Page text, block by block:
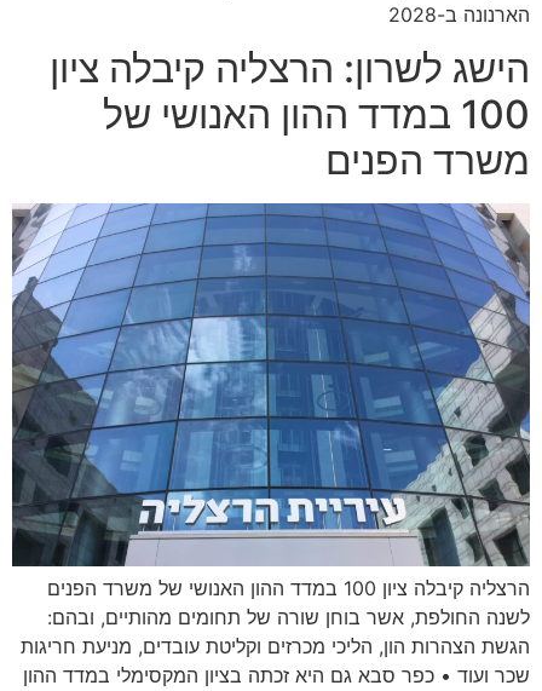
הארנונה ב-2028
הישג לשרון: הרצליה קיבלה ציון
100 במדד ההון האנושי של
משרד הפנים
הרצליה קיבלה ציון 100 במדד ההון האנושי של משרד הפנים
לשנה החולפת, אשר בוחן שורה של תחומים מהותיים, ובהם:
הגשת הצהרות הון, הליכי מכרזים וקליטת עובדים, מניעת חריגות
שכר ועוד • כפר סבא גם היא זכתה בציון המקסימלי במדד ההון